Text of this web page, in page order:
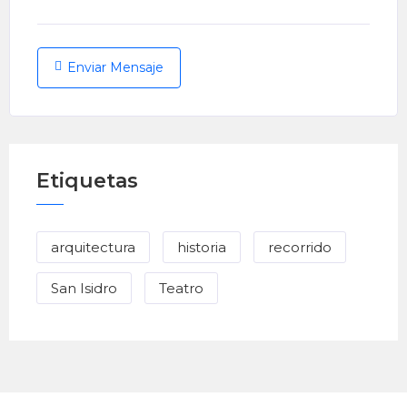
Enviar Mensaje
Etiquetas
arquitectura historia recorrido
San Isidro Teatro